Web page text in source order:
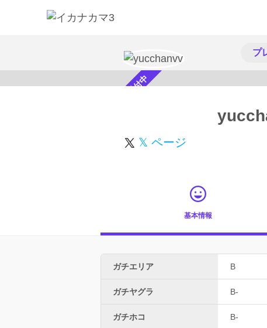
プ
スカウト受付中
𝕏 ページ
基本情報
ガチエリア B
ガチヤグラ B-
ガチホコ B-